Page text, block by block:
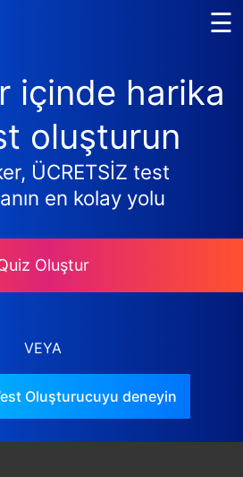
☰
içinde harika
oluşturun
ÜCRETSİZ test
en kolay yolu
Oluştur
VEYA
Oluşturucuyu deneyin